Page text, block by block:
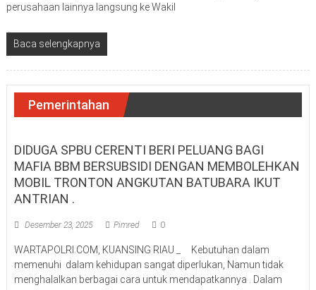
perusahaan lainnya langsung ke Wakil
Baca selengkapnya
Pemerintahan
DIDUGA SPBU CERENTI BERI PELUANG BAGI
MAFIA BBM BERSUBSIDI DENGAN MEMBOLEHKAN
MOBIL TRONTON ANGKUTAN BATUBARA IKUT
ANTRIAN .
Desember 23, 2025 Pimred 0
WARTAPOLRI.COM, KUANSING RIAU _ Kebutuhan dalam
memenuhi dalam kehidupan sangat diperlukan, Namun tidak
menghalalkan berbagai cara untuk mendapatkannya . Dalam